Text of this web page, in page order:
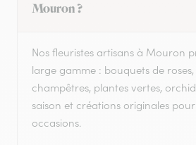
Mouron ?
Nos fleuristes artisans à Mouron
large gamme : bouquets de
champêtres, plantes vertes,
saison et créations originales
occasions.